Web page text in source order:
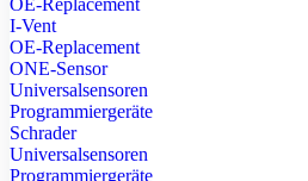
OE-Replacement
I-Vent
OE-Replacement
ONE-Sensor
Universalsensoren
Programmiergeräte
Schrader
Universalsensoren
Programmiergeräte